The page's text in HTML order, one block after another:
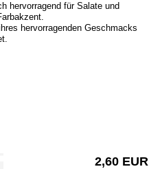
hervorragend für Salate und
hervorragenden Geschmacks
2,60 EUR